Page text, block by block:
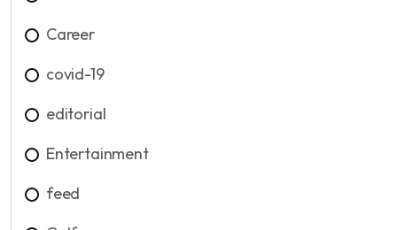
Career
covid-19
editorial
Entertainment
feed